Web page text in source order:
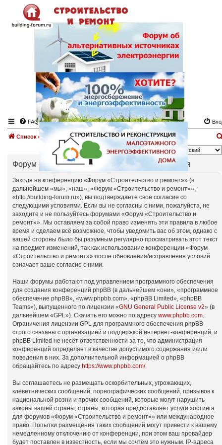
FAQ
Список форумов
Язык:
Форум «Строительство и ремонт» - Регистрация
Заходя на конференцию «Форум «Строительство и ремонт»» (в
дальнейшем «мы», «наш», «Форум «Строительство и ремонт»»,
«http://building-forum.ru»), вы подтверждаете своё согласие со
следующими условиями. Если вы не согласны с ними, пожалуйста, не
заходите и не пользуйтесь форумами «Форум «Строительство и
ремонт»». Мы оставляем за собой право изменять эти правила в любое
время и сделаем всё возможное, чтобы уведомить вас об этом, однако с
вашей стороны было бы разумным регулярно просматривать этот текст
на предмет изменений, так как использование конференции «Форум
«Строительство и ремонт»» после обновления/исправления условий
означает ваше согласие с ними.
Наши форумы работают под управлением программного обеспечения
для создания конференций phpBB (в дальнейшем «они», «программное
обеспечение phpBB», «www.phpbb.com», «phpBB Limited», «phpBB
Teams»), выпущенного по лицензии «GNU General Public License v2» (в
дальнейшем «GPL»). Скачать его можно по адресу www.phpbb.com.
Ограничения лицензии GPL для программного обеспечения phpBB
строго связаны с организацией и поддержкой интернет-конференций, и
phpBB Limited не несёт ответственности за то, что администрация
конференций определяет в качестве допустимого содержания и/или
поведения в них. За дополнительной информацией о phpBB
обращайтесь по адресу https://www.phpbb.com/.
Вы соглашаетесь не размещать оскорбительных, угрожающих,
клеветнических сообщений, порнографических сообщений, призывов к
национальной розни и прочих сообщений, которые могут нарушить
законы вашей страны, страны, которая предоставляет услуги хостинга
для форумов «Форум «Строительство и ремонт»» или международное
право. Попытки размещения таких сообщений могут привести к вашему
немедленному отключению от конференции, при этом ваш провайдер
будет поставлен в известность, если мы сочтём это нужным. IP-адреса